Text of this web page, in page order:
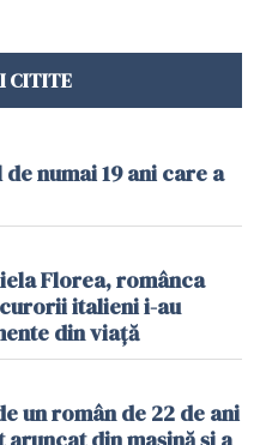
CITITE
numai 19 ani care a
Florea, românca
italieni i-au
din viață
un român de 22 de ani